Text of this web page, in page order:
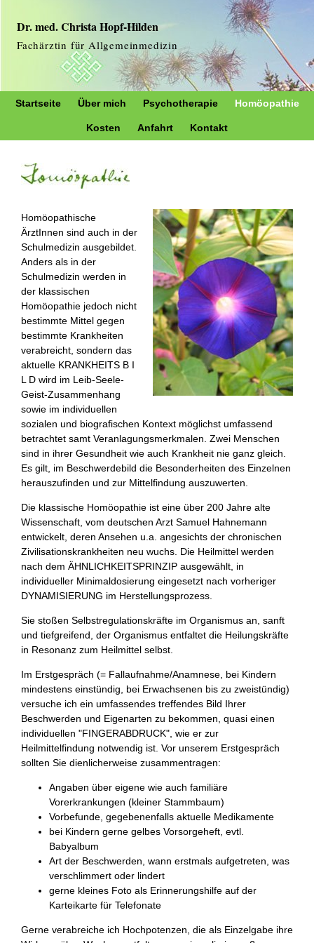
Dr. med. Christa Hopf-Hilden
Fachärztin für Allgemeinmedizin
Startseite Über mich Psychotherapie Homöopathie
Kosten Anfahrt Kontakt
Homöopathische
ÄrztInnen sind auch in der
Schulmedizin ausgebildet.
Anders als in der
Schulmedizin werden in
der klassischen
Homöopathie jedoch nicht
bestimmte Mittel gegen
bestimmte Krankheiten
verabreicht, sondern das
aktuelle KRANKHEITS B I
L D wird im Leib-Seele-
Geist-Zusammenhang
sowie im individuellen
sozialen und biografischen Kontext möglichst umfassend
betrachtet samt Veranlagungsmerkmalen. Zwei Menschen
sind in ihrer Gesundheit wie auch Krankheit nie ganz gleich.
Es gilt, im Beschwerdebild die Besonderheiten des Einzelnen
herauszufinden und zur Mittelfindung auszuwerten.
Die klassische Homöopathie ist eine über 200 Jahre alte
Wissenschaft, vom deutschen Arzt Samuel Hahnemann
entwickelt, deren Ansehen u.a. angesichts der chronischen
Zivilisationskrankheiten neu wuchs. Die Heilmittel werden
nach dem ÄHNLICHKEITSPRINZIP ausgewählt, in
individueller Minimaldosierung eingesetzt nach vorheriger
DYNAMISIERUNG im Herstellungsprozess.
Sie stoßen Selbstregulationskräfte im Organismus an, sanft
und tiefgreifend, der Organismus entfaltet die Heilungskräfte
in Resonanz zum Heilmittel selbst.
Im Erstgespräch (= Fallaufnahme/Anamnese, bei Kindern
mindestens einstündig, bei Erwachsenen bis zu zweistündig)
versuche ich ein umfassendes treffendes Bild Ihrer
Beschwerden und Eigenarten zu bekommen, quasi einen
individuellen "FINGERABDRUCK", wie er zur
Heilmittelfindung notwendig ist. Vor unserem Erstgespräch
sollten Sie dienlicherweise zusammentragen:
Angaben über eigene wie auch familiäre
Vorerkrankungen (kleiner Stammbaum)
Vorbefunde, gegebenenfalls aktuelle Medikamente
bei Kindern gerne gelbes Vorsorgeheft, evtl.
Babyalbum
Art der Beschwerden, wann erstmals aufgetreten, was
verschlimmert oder lindert
gerne kleines Foto als Erinnerungshilfe auf der
Karteikarte für Telefonate
Gerne verabreiche ich Hochpotenzen, die als Einzelgabe ihre